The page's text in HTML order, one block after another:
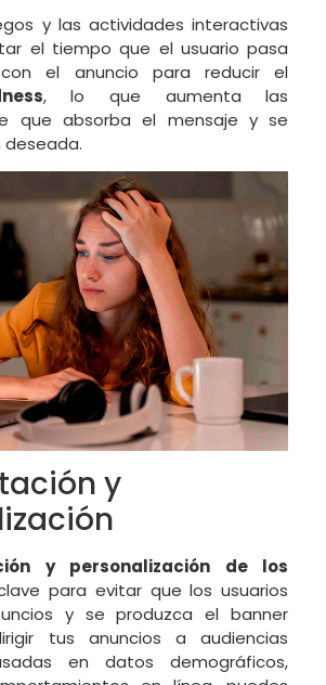
y las actividades interactivas
el tiempo que el usuario pasa
el anuncio para reducir el
, lo que aumenta las
que absorba el mensaje y se
deseada.
y
y personalización de los
para evitar que los usuarios
y se produzca el banner
tus anuncios a audiencias
en datos demográficos,